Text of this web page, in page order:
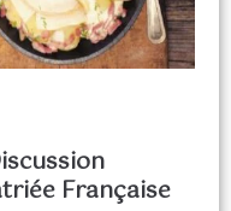
Française